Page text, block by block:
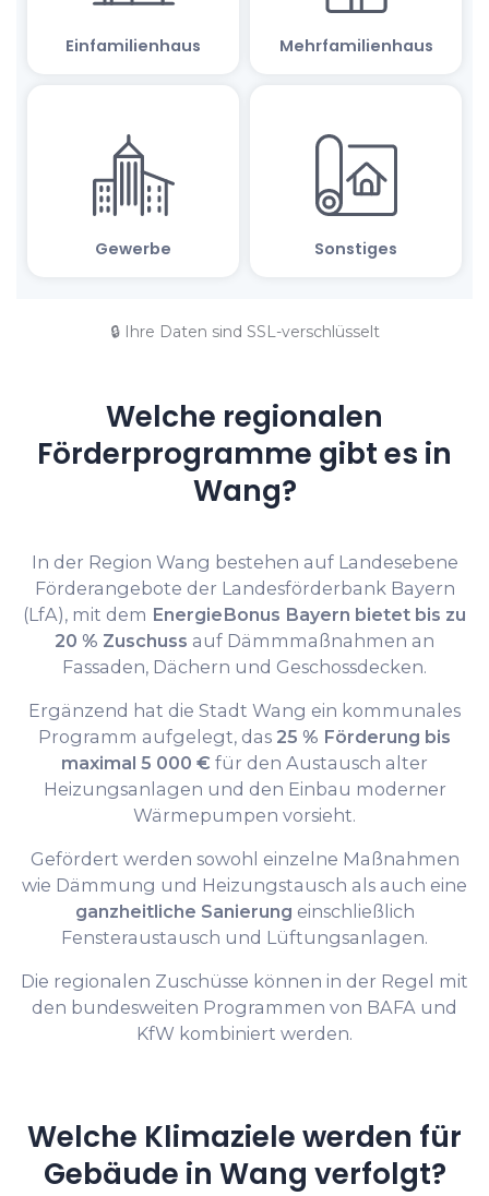
🔒 Ihre Daten sind SSL-verschlüsselt
Welche regionalen
Förderprogramme gibt es in
Wang?
In der Region Wang bestehen auf Landesebene
Förderangebote der Landesförderbank Bayern
(LfA), mit dem EnergieBonus Bayern bietet bis zu
20 % Zuschuss auf Dämmmaßnahmen an
Fassaden, Dächern und Geschossdecken.
Ergänzend hat die Stadt Wang ein kommunales
Programm aufgelegt, das 25 % Förderung bis
maximal 5 000 € für den Austausch alter
Heizungsanlagen und den Einbau moderner
Wärmepumpen vorsieht.
Gefördert werden sowohl einzelne Maßnahmen
wie Dämmung und Heizungstausch als auch eine
ganzheitliche Sanierung einschließlich
Fensteraustausch und Lüftungsanlagen.
Die regionalen Zuschüsse können in der Regel mit
den bundesweiten Programmen von BAFA und
KfW kombiniert werden.
Welche Klimaziele werden für
Gebäude in Wang verfolgt?